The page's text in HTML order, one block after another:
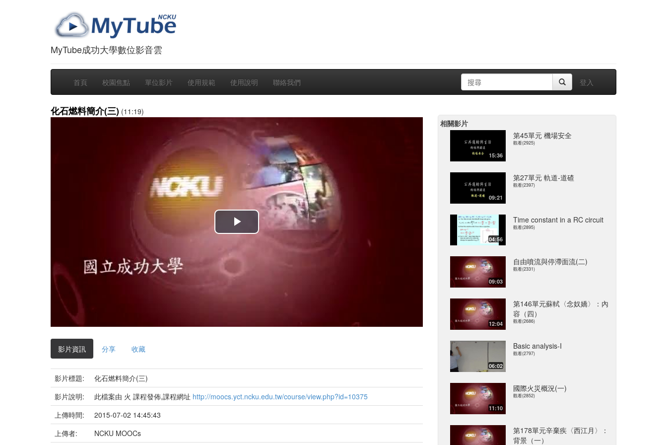
MyTube成功大學數位影音雲
首頁 校園焦點 單位影片 使用規範 使用說明 聯絡我們 登入
化石燃料簡介(三) (11:19)
播
影
影片資訊 分享 收藏
影片標題:
化石燃料簡介(三)
影片說明:
此檔案由 火 課程發佈,課程網址 http://moocs.yct.ncku.edu.tw/course/view.php?id=10375
上傳時間:
2015-07-02 14:45:43
上傳者:
NCKU MOOCs
相關影片
15:36
第45單元 機場安全
觀看(2925)
09:21
第27單元 軌道-道碴
觀看(2397)
04:56
Time constant in a RC circuit
觀看(2895)
09:03
自由噴流與停滯面流(二)
觀看(2331)
12:04
第146單元蘇軾〈念奴嬌〉：內
容（四）
觀看(2686)
06:02
Basic analysis-I
觀看(2797)
11:10
國際火災概況(一)
觀看(2852)
第178單元辛棄疾〈西江月〉：
背景（一）